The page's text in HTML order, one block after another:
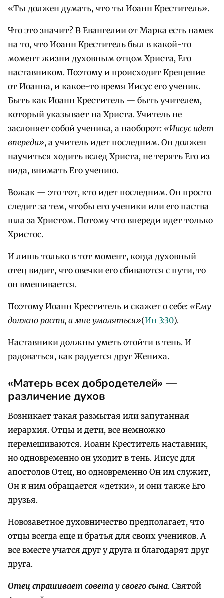
«Ты должен думать, что ты Иоанн Креститель».
Что это значит? В Евангелии от Марка есть намек
на то, что Иоанн Креститель был в какой-то
момент жизни духовным отцом Христа, Его
наставником. Поэтому и происходит Крещение
от Иоанна, и какое-то время Иисус его ученик.
Быть как Иоанн Креститель — быть учителем,
который указывает на Христа. Учитель не
заслоняет собой ученика, а наоборот: «Иисус идет
впереди», а учитель идет последним. Он должен
научиться ходить вслед Христа, не терять Его из
вида, внимать Его учению.
Вожак — это тот, кто идет последним. Он просто
следит за тем, чтобы его ученики или его паства
шла за Христом. Потому что впереди идет только
Христос.
И лишь только в тот момент, когда духовный
отец видит, что овечки его сбиваются с пути, то
он вмешивается.
Поэтому Иоанн Креститель и скажет о себе: «Ему
должно расти, а мне умаляться»(Ин 3:30).
Наставники должны уметь отойти в тень. И
радоваться, как радуется друг Жениха.
«Матерь всех добродетелей» —
различение духов
Возникает такая размытая или запутанная
иерархия. Отцы и дети, все немножко
перемешиваются. Иоанн Креститель наставник,
но одновременно он уходит в тень. Иисус для
апостолов Отец, но одновременно Он им служит,
Он к ним обращается «детки», и они также Его
друзья.
Новозаветное духовничество предполагает, что
отцы всегда еще и братья для своих учеников. А
все вместе учатся друг у друга и благодарят друг
друга.
Отец спрашивает совета у своего сына. Святой